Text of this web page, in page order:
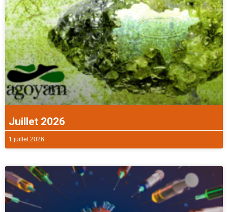
Juillet 2026
1 juillet 2026